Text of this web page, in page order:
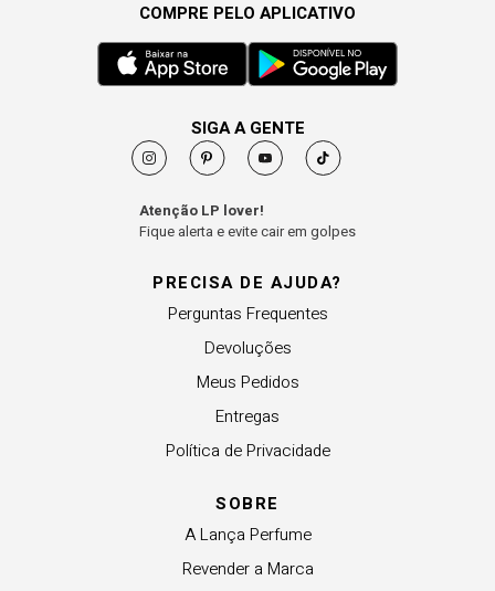
PRECISA DE AJUDA?
Perguntas Frequentes
Devoluções
Meus Pedidos
Entregas
Política de Privacidade
SOBRE
A Lança Perfume
Revender a Marca
COMPRE PELO APLICATIVO
SIGA A GENTE
Atenção LP lover!
Fique alerta e evite cair em golpes